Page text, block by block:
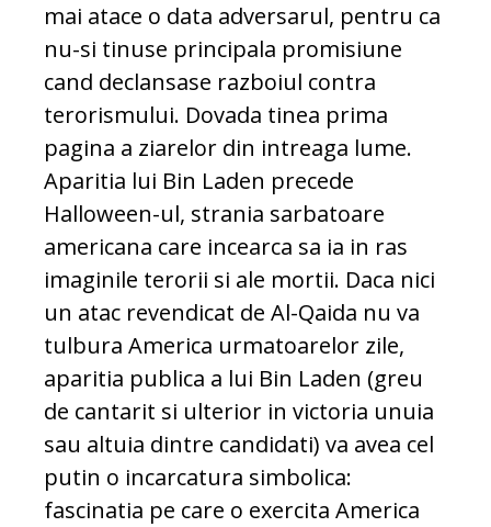
mai atace o data adversarul, pentru ca
nu-si tinuse principala promisiune
cand declansase razboiul contra
terorismului. Dovada tinea prima
pagina a ziarelor din intreaga lume.
Aparitia lui Bin Laden precede
Halloween-ul, strania sarbatoare
americana care incearca sa ia in ras
imaginile terorii si ale mortii. Daca nici
un atac revendicat de Al-Qaida nu va
tulbura America urmatoarelor zile,
aparitia publica a lui Bin Laden (greu
de cantarit si ulterior in victoria unuia
sau altuia dintre candidati) va avea cel
putin o incarcatura simbolica:
fascinatia pe care o exercita America